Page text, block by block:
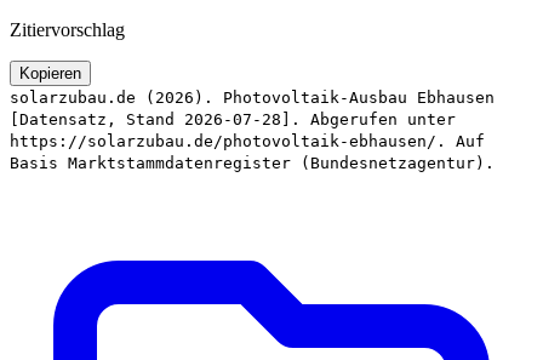
Zitiervorschlag
Kopieren
solarzubau.de (2026). Photovoltaik-Ausbau Ebhausen
[Datensatz, Stand 2026-07-28]. Abgerufen unter
https://solarzubau.de/photovoltaik-ebhausen/. Auf
Basis Marktstammdatenregister (Bundesnetzagentur).